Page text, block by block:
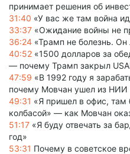
принимает решения об
31:40 «У вас же там война
33:37 «Ожидание войны не
36:24 «Трамп не болезнь. Он
40:52 «1500 долларов за
— почему Трамп закрыл
47:59 «В 1992 году я
почему Мовчан ушел из НИИ
49:31 «Я пришел в офис, там
колбасой» — как Мовчан
51:17 «Я буду отвечать за
год»
53:31 Почему в советское